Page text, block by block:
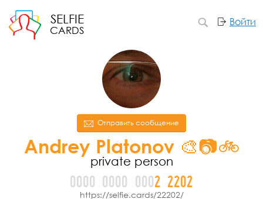
SELFIE
CARDS
Войти
Отправить сообщение
Andrey Platonov 🎨📷🚲
private person
0000 0000 0002 2202
https://selfie.cards/22202/